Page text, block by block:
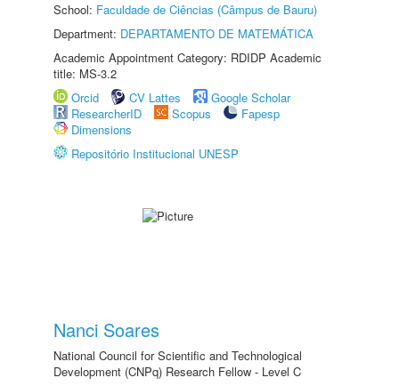
School: Faculdade de Ciências (Câmpus de Bauru)
Department: DEPARTAMENTO DE MATEMÁTICA
Academic Appointment Category: RDIDP Academic
title: MS-3.2
Orcid
CV Lattes
Google Scholar
ResearcherID
Scopus
Fapesp
Dimensions
Repositório Institucional UNESP
Nanci Soares
National Council for Scientific and Technological
Development (CNPq) Research Fellow - Level C